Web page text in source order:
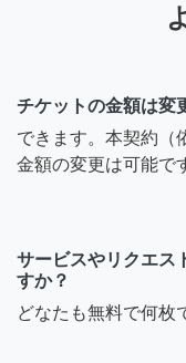
チケットの金額は変
できます。本契約（
金額の変更は可能で
サービスやリクエス
すか？
どなたも無料で何枚